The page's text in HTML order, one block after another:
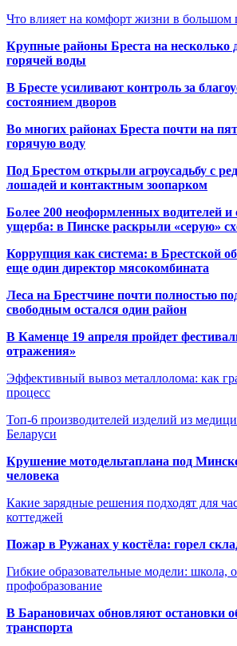
Что влияет на комфорт жизни в большом
Крупные районы Бреста на несколько
горячей воды
В Бресте усиливают контроль за
состоянием дворов
Во многих районах Бреста почти на
горячую воду
Под Брестом открыли агроусадьбу с
лошадей и контактным зоопарком
Более 200 неоформленных водителей и
ущерба: в Пинске раскрыли «серую»
Коррупция как система: в Брестской
еще один директор мясокомбината
Леса на Брестчине почти полностью
свободным остался один район
В Каменце 19 апреля пройдет
отражения»
Эффективный вывоз металлолома: как
процесс
Топ-6 производителей изделий из
Беларуси
Крушение мотодельтаплана под
человека
Какие зарядные решения подходят для
коттеджей
Пожар в Ружанах у костёла: горел
Гибкие образовательные модели: школа,
профобразование
В Барановичах обновляют остановки
транспорта